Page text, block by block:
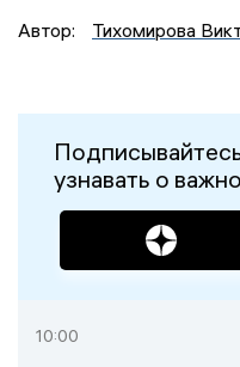
Автор:
Тихомирова
узнавать о
10:00